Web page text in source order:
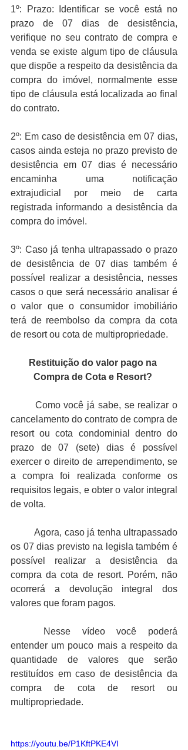
1º: Prazo: Identificar se você está no
prazo de 07 dias de desistência,
verifique no seu contrato de compra e
venda se existe algum tipo de cláusula
que dispõe a respeito da desistência da
compra do imóvel, normalmente esse
tipo de cláusula está localizada ao final
do contrato.
2º: Em caso de desistência em 07 dias,
casos ainda esteja no prazo previsto de
desistência em 07 dias é necessário
encaminha uma notificação
extrajudicial por meio de carta
registrada informando a desistência da
compra do imóvel.
3º: Caso já tenha ultrapassado o prazo
de desistência de 07 dias também é
possível realizar a desistência, nesses
casos o que será necessário analisar é
o valor que o consumidor imobiliário
terá de reembolso da compra da cota
de resort ou cota de multipropriedade.
Restituição do valor pago na
Compra de Cota e Resort?
Como você já sabe, se realizar o
cancelamento do contrato de compra de
resort ou cota condominial dentro do
prazo de 07 (sete) dias é possível
exercer o direito de arrependimento, se
a compra foi realizada conforme os
requisitos legais, e obter o valor integral
de volta.
Agora, caso já tenha ultrapassado
os 07 dias previsto na legisla também é
possível realizar a desistência da
compra da cota de resort. Porém, não
ocorrerá a devolução integral dos
valores que foram pagos.
Nesse vídeo você poderá
entender um pouco mais a respeito da
quantidade de valores que serão
restituídos em caso de desistência da
compra de cota de resort ou
multipropriedade.
https://youtu.be/P1KftPKE4VI